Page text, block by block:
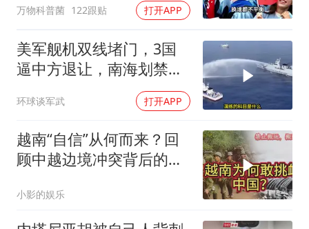
万物科普菌 122跟贴 打开APP
美军舰机双线堵门，3国
逼中方退让，南海划禁
区，轰-6K已经挂弹
环球谈军武 打开APP
越南“自信”从何而来？回
顾中越边境冲突背后的故
小影的娱乐